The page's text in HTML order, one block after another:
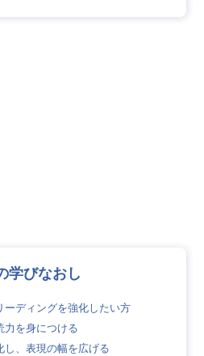
学びなおし
ーディングを強化したい方
力を身につける
し、表現の幅を広げる